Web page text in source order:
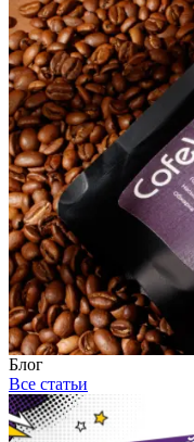
Блог
Все статьи